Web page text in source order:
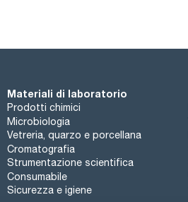
Materiali di laboratorio
Prodotti chimici
Microbiologia
Vetreria, quarzo e porcellana
Cromatografia
Strumentazione scientifica
Consumabile
Sicurezza e igiene